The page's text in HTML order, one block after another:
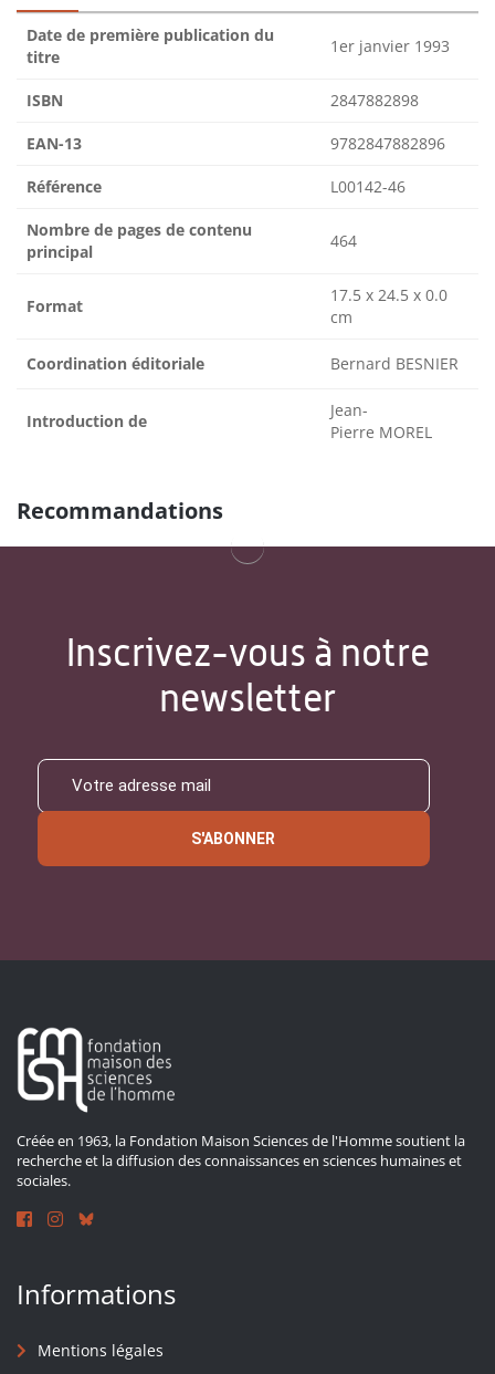
Date de première publication du
titre
1er janvier 1993
ISBN 2847882898
EAN-13 9782847882896
Référence L00142-46
Nombre de pages de contenu
principal
464
Format
17.5 x 24.5 x 0.0
cm
Coordination éditoriale Bernard BESNIER
Introduction de
Jean-
Pierre MOREL
Recommandations
Inscrivez-vous à notre
newsletter
S'ABONNER
Créée en 1963, la Fondation Maison Sciences de l'Homme soutient la
recherche et la diffusion des connaissances en sciences humaines et
sociales.
Informations
Mentions légales